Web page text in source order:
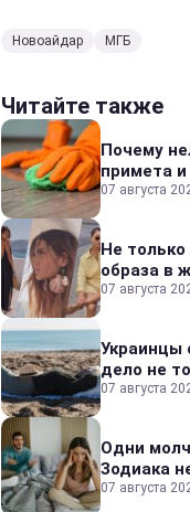
Новоайдар МГБ
Читайте также
Почему
примета
07 августа
Не
образа в
07 августа
Украинцы
дело не
07 августа
Одни
Зодиака
07 августа